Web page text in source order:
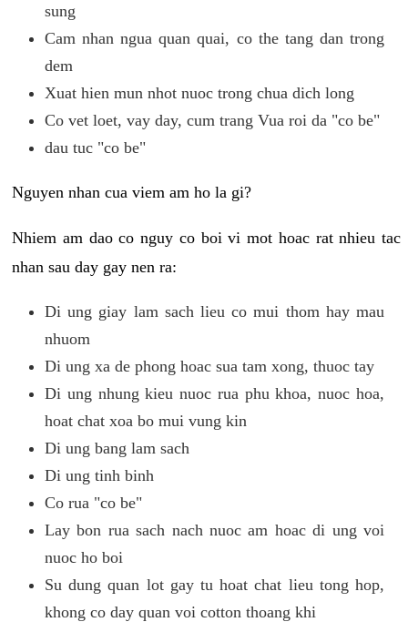
sung
Cam nhan ngua quan quai, co the tang dan trong
dem
Xuat hien mun nhot nuoc trong chua dich long
Co vet loet, vay day, cum trang Vua roi da "co be"
dau tuc "co be"
Nguyen nhan cua viem am ho la gi?
Nhiem am dao co nguy co boi vi mot hoac rat nhieu tac
nhan sau day gay nen ra:
Di ung giay lam sach lieu co mui thom hay mau
nhuom
Di ung xa de phong hoac sua tam xong, thuoc tay
Di ung nhung kieu nuoc rua phu khoa, nuoc hoa,
hoat chat xoa bo mui vung kin
Di ung bang lam sach
Di ung tinh binh
Co rua "co be"
Lay bon rua sach nach nuoc am hoac di ung voi
nuoc ho boi
Su dung quan lot gay tu hoat chat lieu tong hop,
khong co day quan voi cotton thoang khi